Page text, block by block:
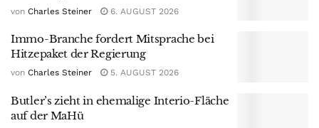
von Charles Steiner 6. AUGUST 2026
Immo-Branche fordert Mitsprache bei
Hitzepaket der Regierung
von Charles Steiner 5. AUGUST 2026
Butler’s zieht in ehemalige Interio-Fläche
auf der MaHü